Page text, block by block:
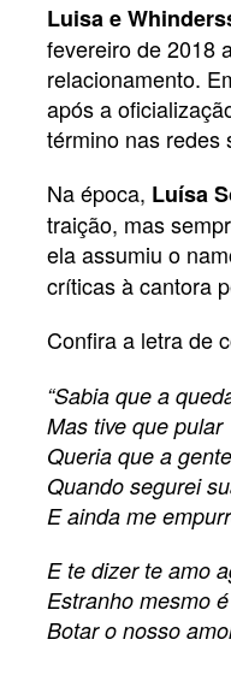
Luisa e
fevereiro de 2018
relacionamento.
após a
término nas redes
Na época, Luísa
traição, mas
ela assumiu o
críticas à cantora
Confira a letra de
“Sabia que a
Mas tive que pular
Queria que a
Quando segurei
E ainda me
E te dizer te amo
Estranho mesmo
Botar o nosso